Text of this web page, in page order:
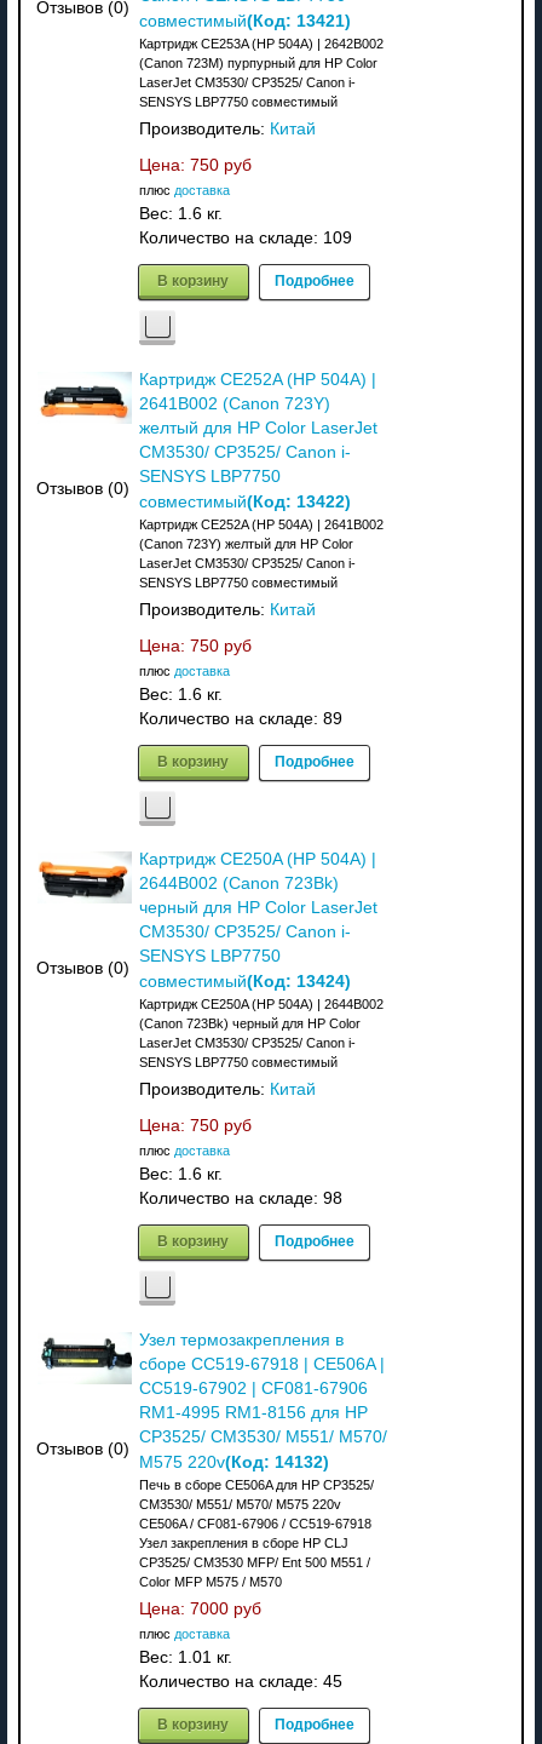
Отзывов (0)
совместимый(Код: 13421)
Картридж CE253A (HP 504A) | 2642B002
(Canon 723M) пурпурный для HP Color
LaserJet CM3530/ CP3525/ Canon i-
SENSYS LBP7750 совместимый
Производитель: Китай
Цена: 750 руб
плюс доставка
Вес: 1.6 кг.
Количество на складе: 109
В корзину Подробнее
Отзывов (0)
Картридж CE252A (HP 504A) |
2641B002 (Canon 723Y)
желтый для HP Color LaserJet
CM3530/ CP3525/ Canon i-
SENSYS LBP7750
совместимый(Код: 13422)
Картридж CE252A (HP 504A) | 2641B002
(Canon 723Y) желтый для HP Color
LaserJet CM3530/ CP3525/ Canon i-
SENSYS LBP7750 совместимый
Производитель: Китай
Цена: 750 руб
плюс доставка
Вес: 1.6 кг.
Количество на складе: 89
В корзину Подробнее
Отзывов (0)
Картридж CE250A (HP 504A) |
2644B002 (Canon 723Bk)
черный для HP Color LaserJet
CM3530/ CP3525/ Canon i-
SENSYS LBP7750
совместимый(Код: 13424)
Картридж CE250A (HP 504A) | 2644B002
(Canon 723Bk) черный для HP Color
LaserJet CM3530/ CP3525/ Canon i-
SENSYS LBP7750 совместимый
Производитель: Китай
Цена: 750 руб
плюс доставка
Вес: 1.6 кг.
Количество на складе: 98
В корзину Подробнее
Отзывов (0)
Узел термозакрепления в
сборе CC519-67918 | CE506A |
CC519-67902 | CF081-67906
RM1-4995 RM1-8156 для HP
CP3525/ CM3530/ M551/ M570/
M575 220v(Код: 14132)
Печь в сборе CE506A для HP CP3525/
CM3530/ M551/ M570/ M575 220v
CE506A / CF081-67906 / CC519-67918
Узел закрепления в сборе HP CLJ
CP3525/ CM3530 MFP/ Ent 500 M551 /
Color MFP M575 / M570
Цена: 7000 руб
плюс доставка
Вес: 1.01 кг.
Количество на складе: 45
В корзину Подробнее